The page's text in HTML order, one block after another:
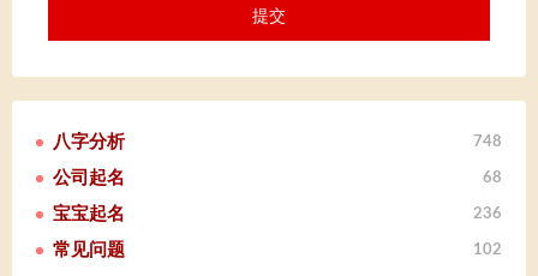
八字分析 748
公司起名 68
宝宝起名 236
常见问题 102